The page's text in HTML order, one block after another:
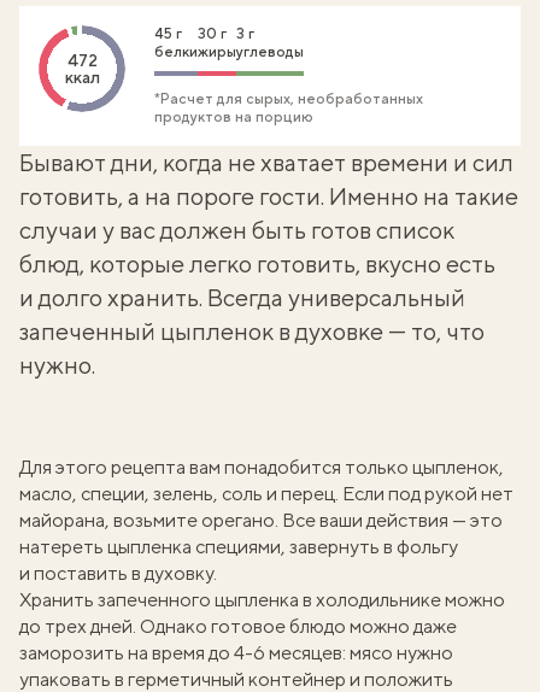
472
ккал
45 г
белки
30 г
жиры
3 г
углеводы
*Расчет для сырых, необработанных
продуктов на порцию
Бывают дни, когда не хватает времени и сил
готовить, а на пороге гости. Именно на такие
случаи у вас должен быть готов список
блюд, которые легко готовить, вкусно есть
и долго хранить. Всегда универсальный
запеченный цыпленок в духовке — то, что
нужно.
Для этого рецепта вам понадобится только цыпленок,
масло, специи, зелень, соль и перец. Если под рукой нет
майорана, возьмите орегано. Все ваши действия — это
натереть цыпленка специями, завернуть в фольгу
и поставить в духовку.
Хранить запеченного цыпленка в холодильнике можно
до трех дней. Однако готовое блюдо можно даже
заморозить на время до 4-6 месяцев: мясо нужно
упаковать в герметичный контейнер и положить